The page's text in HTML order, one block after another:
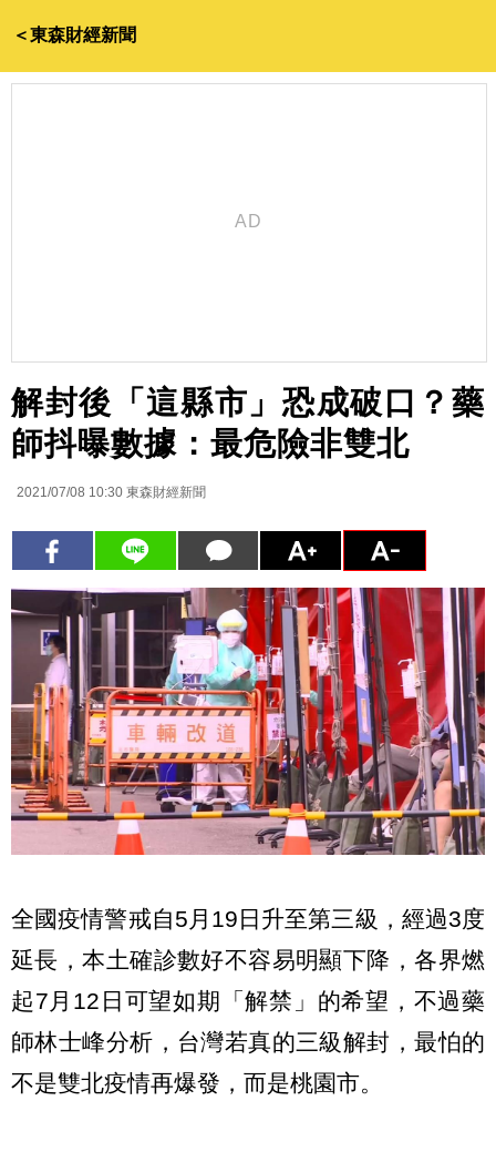
＜東森財經新聞
解封後「這縣市」恐成破口？藥
師抖曝數據：最危險非雙北
2021/07/08 10:30 東森財經新聞
全國疫情警戒自5月19日升至第三級，經過3度
延長，本土確診數好不容易明顯下降，各界燃
起7月12日可望如期「解禁」的希望，不過藥
師林士峰分析，台灣若真的三級解封，最怕的
不是雙北疫情再爆發，而是桃園市。